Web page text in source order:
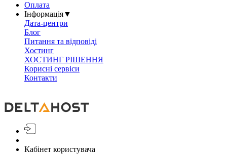
Оплата
Інформація▼
Дата-центри
Блог
Питання та відповіді
Хостинг
ХОСТИНГ РІШЕННЯ
Корисні сервіси
Контакти
Кабінет користувача